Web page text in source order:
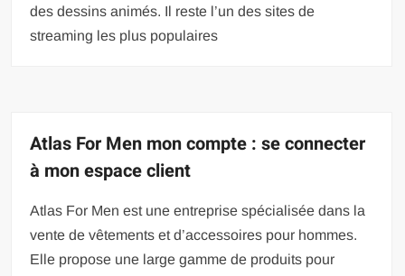
des dessins animés. Il reste l’un des sites de
streaming les plus populaires
Atlas For Men mon compte : se connecter
à mon espace client
Atlas For Men est une entreprise spécialisée dans la
vente de vêtements et d’accessoires pour hommes.
Elle propose une large gamme de produits pour